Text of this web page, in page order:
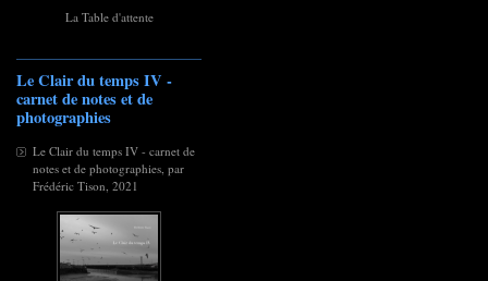
La Table d'attente
Le Clair du temps IV -
carnet de notes et de
photographies
Le Clair du temps IV - carnet de
notes et de photographies, par
Frédéric Tison, 2021